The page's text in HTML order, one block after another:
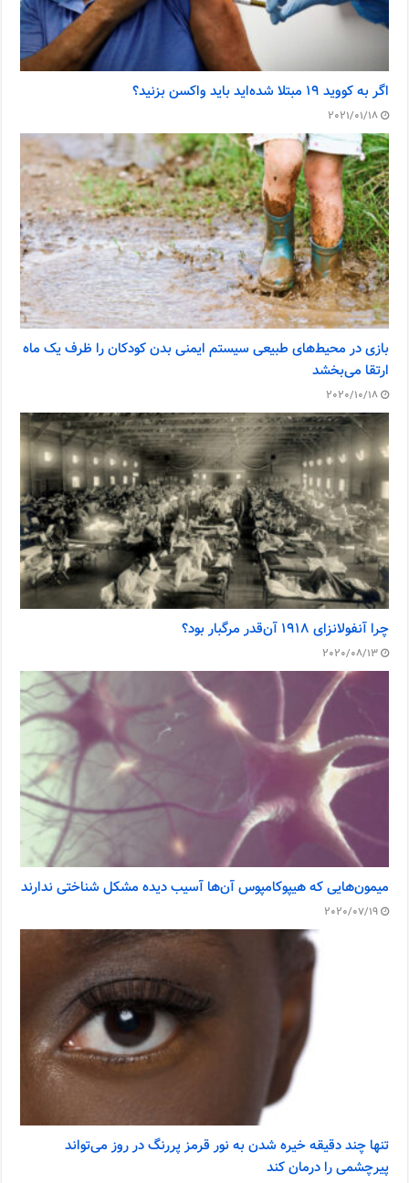
اگر به کووید ۱۹ مبتلا شده‌اید باید واکسن بزنید؟
2021/01/18
بازی در محیط‌های طبیعی سیستم ایمنی بدن کودکان را ظرف یک ماه
ارتقا می‌بخشد
2020/10/18
چرا آنفولانزای ۱۹۱۸ آن‌قدر مرگبار بود؟
2020/08/13
میمون‌هایی که هیپوکامپوس آن‌ها آسیب دیده مشکل شناختی ندارند
2020/07/19
تنها چند دقیقه خیره شدن به نور قرمز پررنگ در روز می‌تواند
پیرچشمی را درمان کند